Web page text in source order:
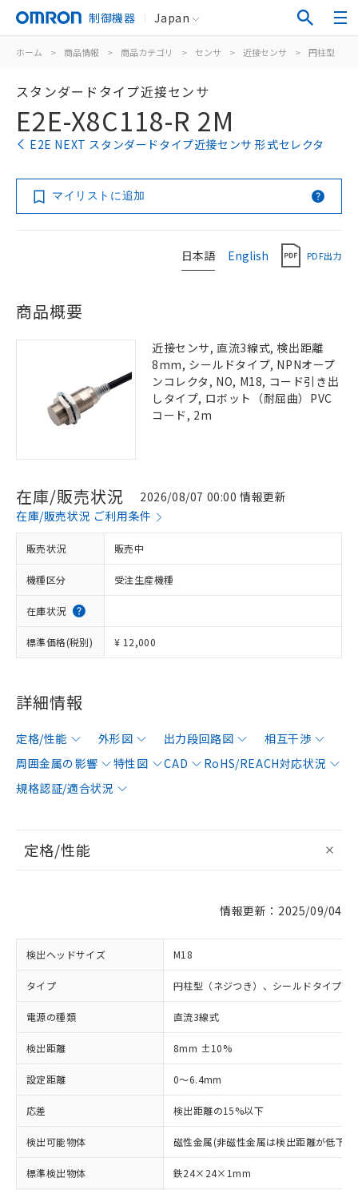
制御機器 Japan
ホーム > 商品情報 > 商品カテゴリ > センサ > 近接センサ > 円柱型
スタンダードタイプ近接センサ
E2E-X8C118-R 2M
E2E NEXT スタンダードタイプ近接センサ 形式セレクタ
マイリストに追加
日本語 English PDF出力
商品概要
近接センサ, 直流3線式, 検出距離
8mm, シールドタイプ, NPNオープ
ンコレクタ, NO, M18, コード引き出
しタイプ, ロボット（耐屈曲）PVC
コード, 2m
在庫/販売状況
2026/08/07 00:00 情報更新
在庫/販売状況 ご利用条件
販売状況 販売中
機種区分 受注生産機種
在庫状況
標準価格(税別) ¥ 12,000
詳細情報
定格/性能 外形図 出力段回路図
相互干渉
周囲金属の影響
特性図 CAD
RoHS/REACH対応状況
規格認証/適合状況
定格/性能
情報更新：2025/09/04
検出ヘッドサイズ M18
タイプ 円柱型（ネジつき）、シールドタイプ
電源の種類 直流3線式
検出距離 8mm ±10%
設定距離 0～6.4mm
応差 検出距離の15%以下
検出可能物体 磁性金属(非磁性金属は検出距離が低下し
標準検出物体 鉄24×24×1mm